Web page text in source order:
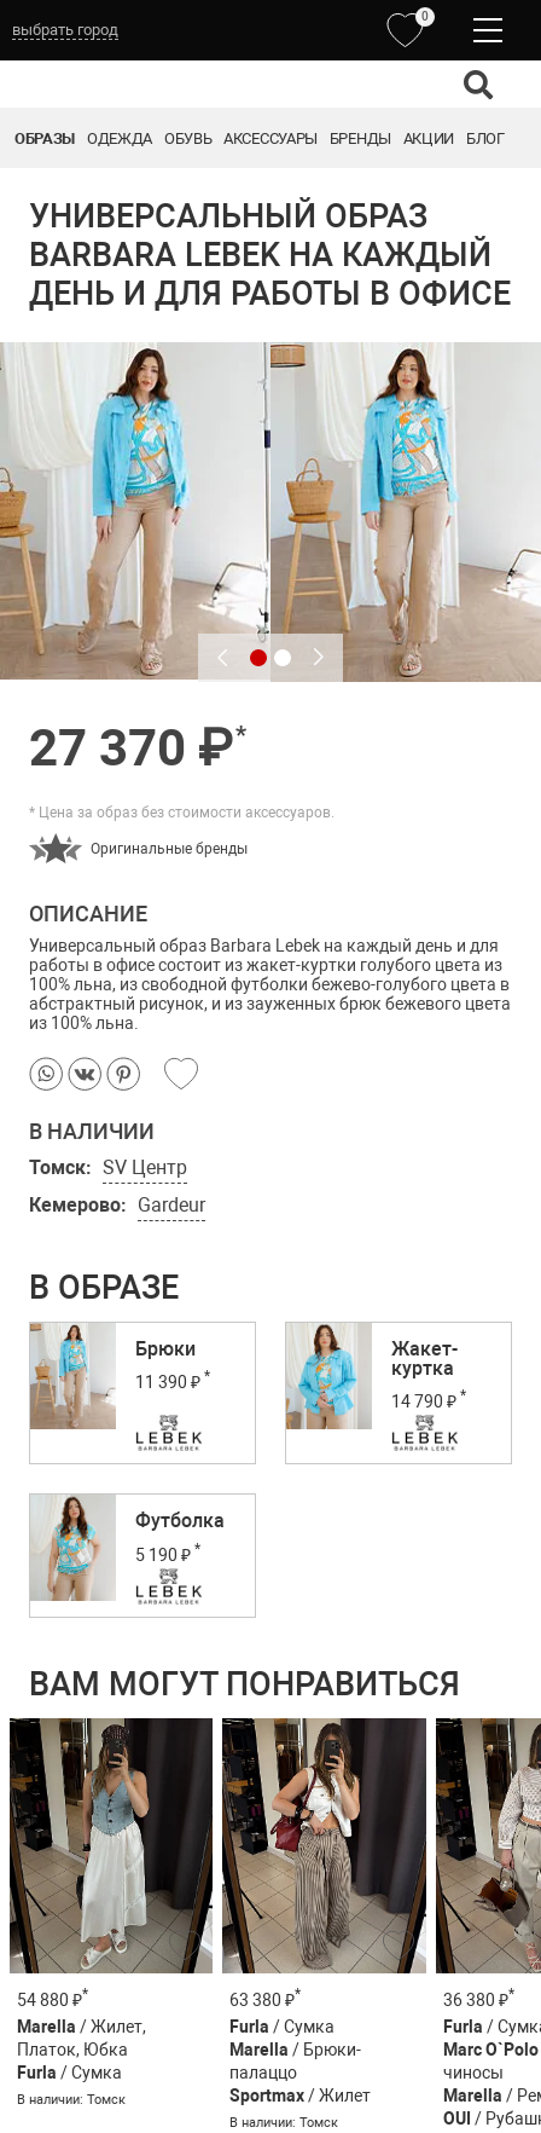
выбрать город
0
ОБРАЗЫ ОДЕЖДА ОБУВЬ АКСЕССУАРЫ БРЕНДЫ АКЦИИ БЛОГ
УНИВЕРСАЛЬНЫЙ ОБРАЗ
BARBARA LEBEK НА КАЖДЫЙ
ДЕНЬ И ДЛЯ РАБОТЫ В ОФИСЕ
27 370 ₽*
* Цена за образ без стоимости аксессуаров.
Оригинальные бренды
ОПИСАНИЕ
Универсальный образ Barbara Lebek на каждый день и для
работы в офисе состоит из жакет-куртки голубого цвета из
100% льна, из свободной футболки бежево-голубого цвета в
абстрактный рисунок, и из зауженных брюк бежевого цвета
из 100% льна.
В НАЛИЧИИ
Томск: SV Центр
Кемерово: Gardeur
В ОБРАЗЕ
Брюки
11 390 ₽ *
Жакет-
куртка
14 790 ₽ *
Футболка
5 190 ₽ *
ВАМ МОГУТ ПОНРАВИТЬСЯ
54 880 ₽*
Marella / Жилет,
Платок, Юбка
Furla / Сумка
В наличии: Томск
63 380 ₽*
Furla / Сумка
Marella / Брюки-
палаццо
Sportmax/ Жилет
В наличии: Томск
36 380 ₽*
Furla /
Marc O`Polo
чиносы
Marella /
OUI /